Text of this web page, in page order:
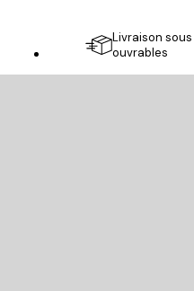
Livraison
ouvrables